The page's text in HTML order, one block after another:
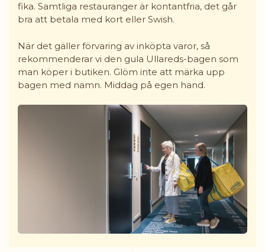
fika. Samtliga restauranger är kontantfria, det går
bra att betala med kort eller Swish.
När det gäller förvaring av inköpta varor, så
rekommenderar vi den gula Ullareds-bagen som
man köper i butiken. Glöm inte att märka upp
bagen med namn. Middag på egen hand.